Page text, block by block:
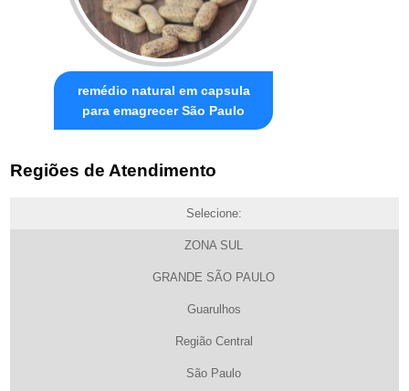
remédio natural em capsula
para emagrecer São Paulo
Regiões de Atendimento
Selecione:
ZONA SUL
GRANDE SÃO PAULO
Guarulhos
Região Central
São Paulo